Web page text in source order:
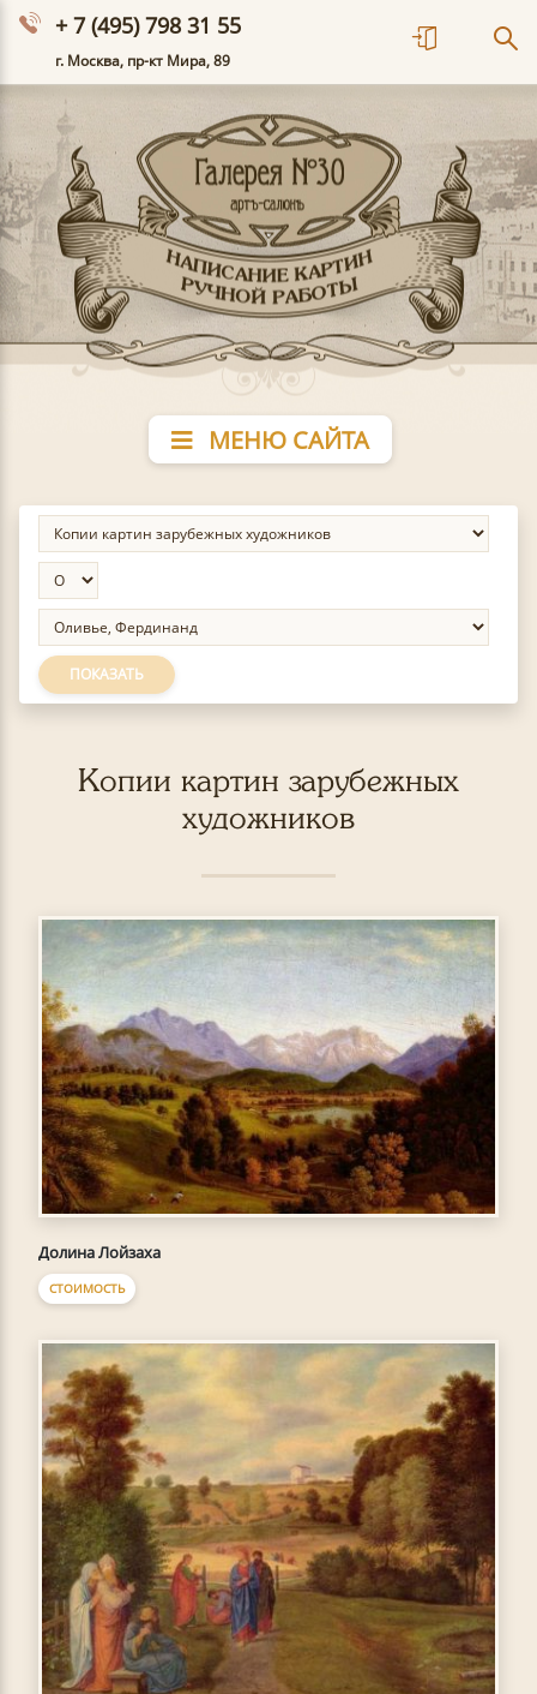
+ 7 (495) 798 31 55
г. Москва, пр-кт Мира, 89
МЕНЮ САЙТА
ПОКАЗАТЬ
Копии картин зарубежных
художников
Долина Лойзаха
СТОИМОСТЬ